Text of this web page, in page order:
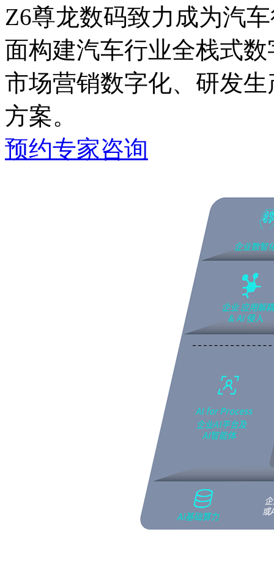
Z6尊龙数码致力成为汽车
面构建汽车行业全栈式数字
市场营销数字化、研发
方案。
预约专家咨询